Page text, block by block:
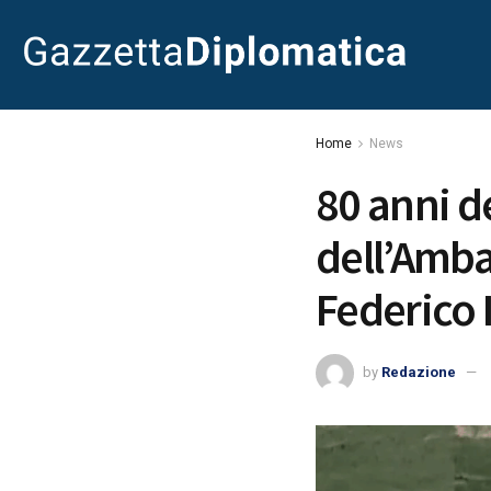
Home News
80 anni
Federico
by Redazione